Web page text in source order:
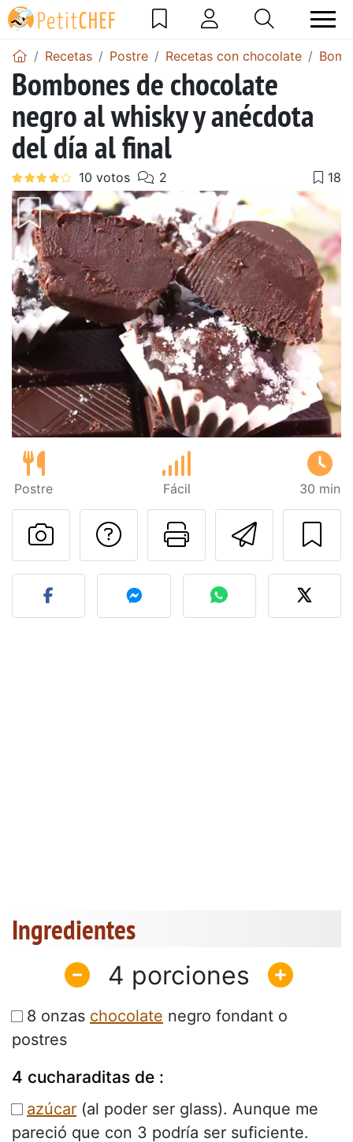
Recetas Postre Recetas con chocolate
Bombones de chocolate
negro al whisky y anécdota
del día al final
Postre Fácil 30 min
Imprimir
Preguntar al autor
Publicar la foto de esta
Ingredientes
4
8 onzas chocolate negro fondant o
postres
4 cucharaditas de :
azúcar (al poder ser glass). Aunque me
pareció que con 3 podría ser suficiente.